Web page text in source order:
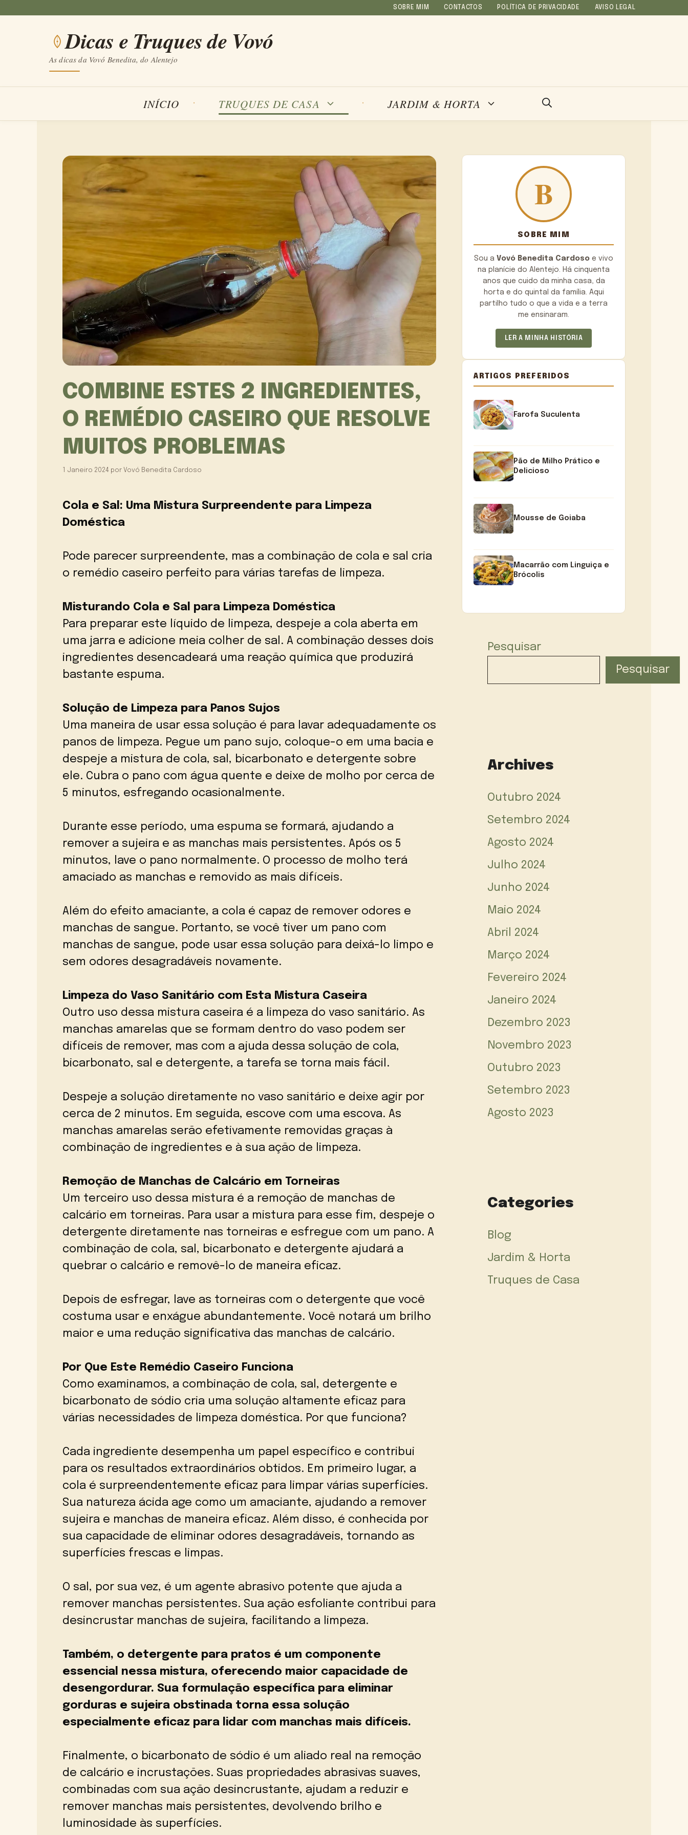
conteúdo
SOBRE MIM CONTACTOS POLÍTICA DE PRIVACIDADE AVISO LEGAL
Dicas e Truques de Vovó
As dicas da Vovó Benedita, do Alentejo
INÍCIO TRUQUES DE CASA JARDIM & HORTA
COMBINE ESTES 2 INGREDIENTES,
O REMÉDIO CASEIRO QUE RESOLVE
MUITOS PROBLEMAS
1 Janeiro 2024 por Vovó Benedita Cardoso
Cola e Sal: Uma Mistura Surpreendente para Limpeza
Doméstica
Pode parecer surpreendente, mas a combinação de cola e sal cria
o remédio caseiro perfeito para várias tarefas de limpeza.
Misturando Cola e Sal para Limpeza Doméstica
Para preparar este líquido de limpeza, despeje a cola aberta em
uma jarra e adicione meia colher de sal. A combinação desses dois
ingredientes desencadeará uma reação química que produzirá
bastante espuma.
Solução de Limpeza para Panos Sujos
Uma maneira de usar essa solução é para lavar adequadamente os
panos de limpeza. Pegue um pano sujo, coloque-o em uma bacia e
despeje a mistura de cola, sal, bicarbonato e detergente sobre
ele. Cubra o pano com água quente e deixe de molho por cerca de
5 minutos, esfregando ocasionalmente.
Durante esse período, uma espuma se formará, ajudando a
remover a sujeira e as manchas mais persistentes. Após os 5
minutos, lave o pano normalmente. O processo de molho terá
amaciado as manchas e removido as mais difíceis.
Além do efeito amaciante, a cola é capaz de remover odores e
manchas de sangue. Portanto, se você tiver um pano com
manchas de sangue, pode usar essa solução para deixá-lo limpo e
sem odores desagradáveis novamente.
Limpeza do Vaso Sanitário com Esta Mistura Caseira
Outro uso dessa mistura caseira é a limpeza do vaso sanitário. As
manchas amarelas que se formam dentro do vaso podem ser
difíceis de remover, mas com a ajuda dessa solução de cola,
bicarbonato, sal e detergente, a tarefa se torna mais fácil.
Despeje a solução diretamente no vaso sanitário e deixe agir por
cerca de 2 minutos. Em seguida, escove com uma escova. As
manchas amarelas serão efetivamente removidas graças à
combinação de ingredientes e à sua ação de limpeza.
Remoção de Manchas de Calcário em Torneiras
Um terceiro uso dessa mistura é a remoção de manchas de
calcário em torneiras. Para usar a mistura para esse fim, despeje o
detergente diretamente nas torneiras e esfregue com um pano. A
combinação de cola, sal, bicarbonato e detergente ajudará a
quebrar o calcário e removê-lo de maneira eficaz.
Depois de esfregar, lave as torneiras com o detergente que você
costuma usar e enxágue abundantemente. Você notará um brilho
maior e uma redução significativa das manchas de calcário.
Por Que Este Remédio Caseiro Funciona
Como examinamos, a combinação de cola, sal, detergente e
bicarbonato de sódio cria uma solução altamente eficaz para
várias necessidades de limpeza doméstica. Por que funciona?
Cada ingrediente desempenha um papel específico e contribui
para os resultados extraordinários obtidos. Em primeiro lugar, a
cola é surpreendentemente eficaz para limpar várias superfícies.
Sua natureza ácida age como um amaciante, ajudando a remover
sujeira e manchas de maneira eficaz. Além disso, é conhecida por
sua capacidade de eliminar odores desagradáveis, tornando as
superfícies frescas e limpas.
O sal, por sua vez, é um agente abrasivo potente que ajuda a
remover manchas persistentes. Sua ação esfoliante contribui para
desincrustar manchas de sujeira, facilitando a limpeza.
Também, o detergente para pratos é um componente
essencial nessa mistura, oferecendo maior capacidade de
desengordurar. Sua formulação específica para eliminar
gorduras e sujeira obstinada torna essa solução
especialmente eficaz para lidar com manchas mais difíceis.
Finalmente, o bicarbonato de sódio é um aliado real na remoção
de calcário e incrustações. Suas propriedades abrasivas suaves,
combinadas com sua ação desincrustante, ajudam a reduzir e
remover manchas mais persistentes, devolvendo brilho e
luminosidade às superfícies.
SOBRE MIM
Sou a Vovó Benedita Cardoso e vivo
na planície do Alentejo. Há cinquenta
anos que cuido da minha casa, da
horta e do quintal da família. Aqui
partilho tudo o que a vida e a terra
me ensinaram.
LER A MINHA HISTÓRIA
ARTIGOS PREFERIDOS
Farofa Suculenta
Pão de Milho Prático e
Delicioso
Mousse de Goiaba
Macarrão com Linguiça e
Brócolis
Pesquisar
Pesquisar
Archives
Outubro 2024
Setembro 2024
Agosto 2024
Julho 2024
Junho 2024
Maio 2024
Abril 2024
Março 2024
Fevereiro 2024
Janeiro 2024
Dezembro 2023
Novembro 2023
Outubro 2023
Setembro 2023
Agosto 2023
Categories
Blog
Jardim & Horta
Truques de Casa